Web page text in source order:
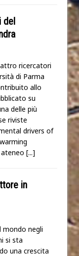
del
ricercatori
di Parma
allo
su
delle più
riviste
drivers of
ateneo [...]
in
negli
si sta
una crescita